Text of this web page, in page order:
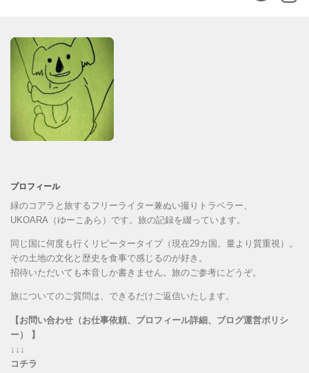
プロフィール
緑のコアラと旅するフリーライター兼ぬい撮りトラベラー、
UKOARA（ゆーこあら）です。旅の記録を綴っています。
同じ国に何度も行くリピータータイプ（現在29カ国。量より質重視）。
その土地の文化と歴史を食事で感じるのが好き。
招待いただいても本音しか書きません。旅のご参考にどうぞ。
旅についてのご質問は、できるだけご返信いたします。
【お問い合わせ（お仕事依頼、プロフィール詳細、ブログ運営ポリシ
ー） 】
↓↓↓
コチラ